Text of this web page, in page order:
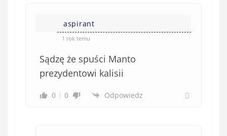
aspirant
1 rok temu
Sądzę że spuści Manto
prezydentowi kalisii
0 0 Odpowiedz